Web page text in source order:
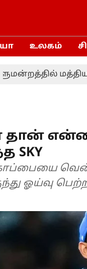
உலகம்
மத்திய
தான்
SKY
ஓய்வு